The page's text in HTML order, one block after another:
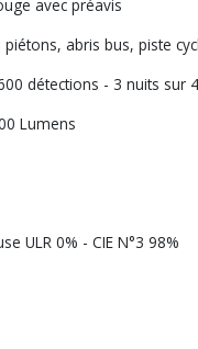
avec préavis
abris bus, piste
détections - 3 nuits sur
Lumens
ULR 0% - CIE N°3 98%